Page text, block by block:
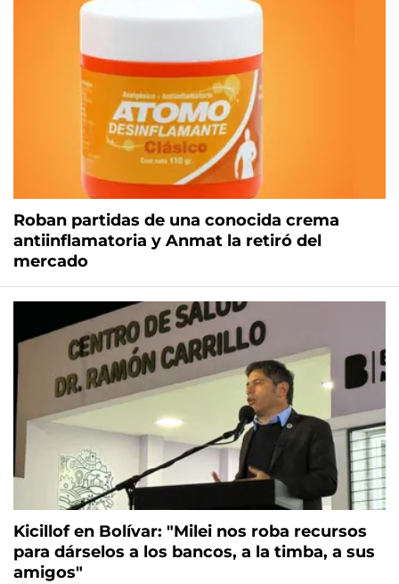
Roban partidas de una conocida crema
antiinflamatoria y Anmat la retiró del
mercado
Kicillof en Bolívar: "Milei nos roba recursos
para dárselos a los bancos, a la timba, a sus
amigos"